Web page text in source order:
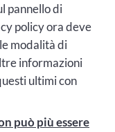
pannello di
policy ora deve
modalità di
informazioni
ultimi con
può più essere